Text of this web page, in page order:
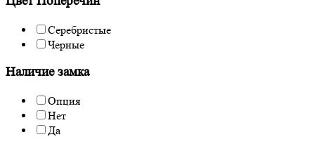
Серебристые
Черные
Наличие замка
Опция
Нет
Да